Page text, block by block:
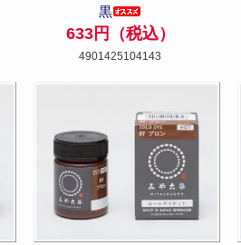
黒
633円（税込）
4901425104143